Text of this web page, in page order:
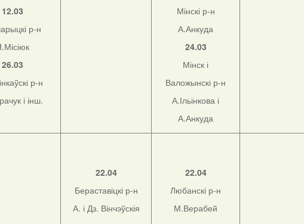
12.03
р-н
26.03
р-н
і інш.
Мінскі р-н
А.Анкуда
24.03
Мінск і
Валожынскі р-н
А.Ільінкова і
А.Анкуда
22.04
Бераставіцкі р-н
А. і Дз. Вінчэўскія
22.04
Любанскі р-н
М.Верабей